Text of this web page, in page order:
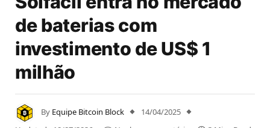
de baterias com
investimento de US$ 1
milhão
By Equipe Bitcoin Block
14/04/2025